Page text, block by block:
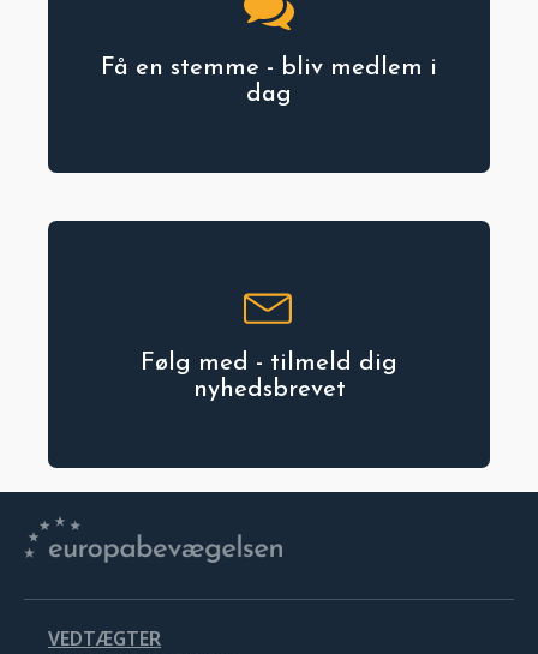
Få en stemme - bliv medlem i
dag
Følg med - tilmeld dig
nyhedsbrevet
VEDTÆGTER